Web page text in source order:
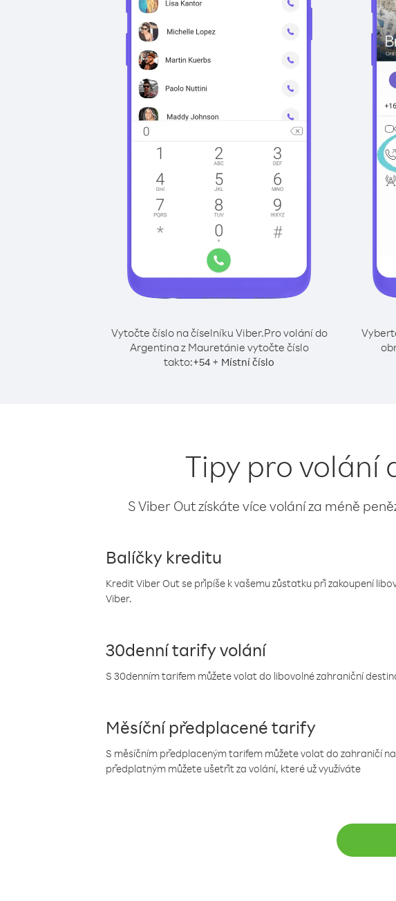
Vytočte číslo na číselníku Viber.Pro volání do
Argentina z Mauretánie vytočte číslo
takto:+54 + Místní číslo
Tipy pro volání
S Viber Out získáte více volání za méně
Balíčky kreditu
Kredit Viber Out se připíše k vašemu zůstatku při zakoupení
Viber.
30denní tarify volání
S 30denním tarifem můžete volat do libovolné zahraniční
Měsíční předplacené tarify
S měsíčním předplaceným tarifem můžete volat do zahraničí
předplatným můžete ušetřit za volání, které už využíváte